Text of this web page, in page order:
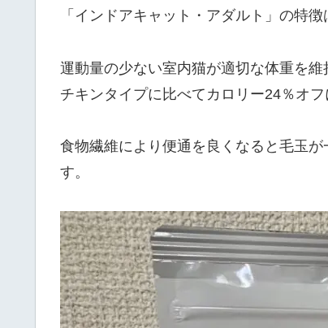
「インドアキャット・アダルト」の特
運動量の少ない室内猫が適切な体重を
チキンタイプに比べてカロリー24％オフ
食物繊維により便通を良くなると毛玉
す。